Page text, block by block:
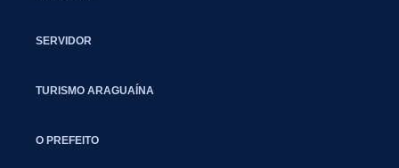
SERVIDOR
TURISMO ARAGUAÍNA
O PREFEITO